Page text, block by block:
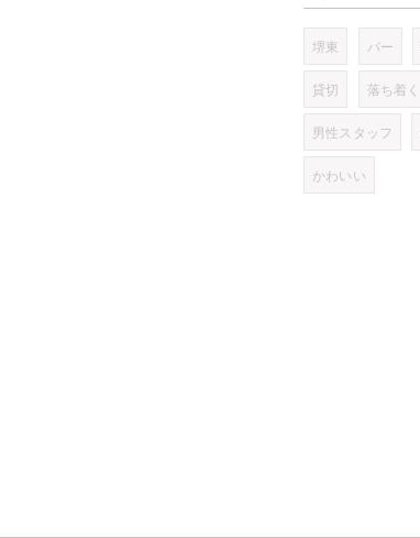
堺東 バー
貸切 落ち着く
男性スタッフ
かわいい